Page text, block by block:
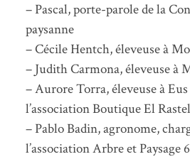
– Pascal, porte-parole de la
paysanne
– Cécile Hentch, éleveuse à
– Judith Carmona, éleveuse à
– Aurore Torra, éleveuse à
l’association Boutique El
– Pablo Badin, agronome,
l’association Arbre et Paysage